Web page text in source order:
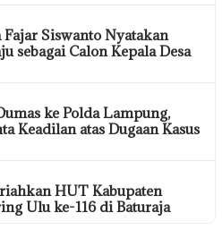
Siswanto Nyatakan
sebagai Calon Kepala Desa
ke Polda Lampung,
Keadilan atas Dugaan Kasus
HUT Kabupaten
Ulu ke-116 di Baturaja